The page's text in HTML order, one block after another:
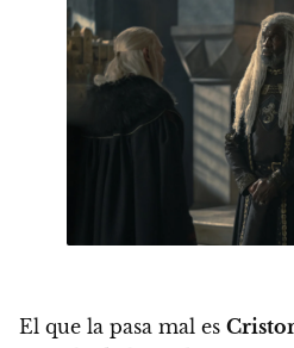
El que la pasa mal es